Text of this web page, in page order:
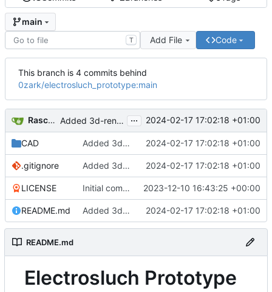
main
T Add File Code
This branch is 4 commits behind
0zark/electrosluch_prototype:main
Raschtuttis Merlin Added 3d-render of assembled board to readme, schematic redrawn ... 2024-02-17 17:02:18 +01:00
CAD Added 3d-render of assembled board to readme, schematic redrawn 2024-02-17 17:02:18 +01:00
.gitignore Added 3d-render of assembled board to readme, schematic redrawn 2024-02-17 17:02:18 +01:00
LICENSE Initial commit 2023-12-10 16:43:25 +00:00
README.md Added 3d-render of assembled board to readme, schematic redrawn 2024-02-17 17:02:18 +01:00
README.md
Electrosluch Prototype